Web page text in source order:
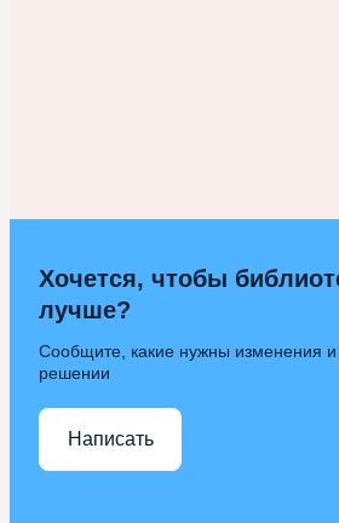
Хочется, чтобы
лучше?
Сообщите, какие нужны изменения и
решении
Написать